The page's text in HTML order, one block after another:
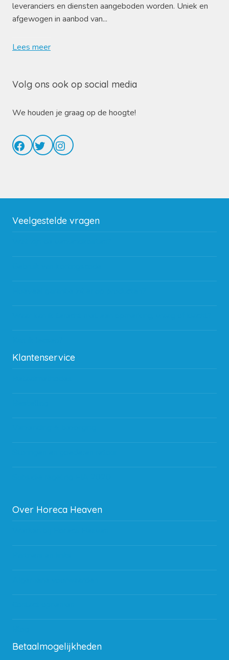
leveranciers en diensten aangeboden worden. Uniek en
afgewogen in aanbod van...
Lees meer
Volg ons ook op social media
We houden je graag op de hoogte!
Facebook
TwitterInstagram
Veelgestelde vragen
Klantenservice
Over Horeca Heaven
Betaalmogelijkheden